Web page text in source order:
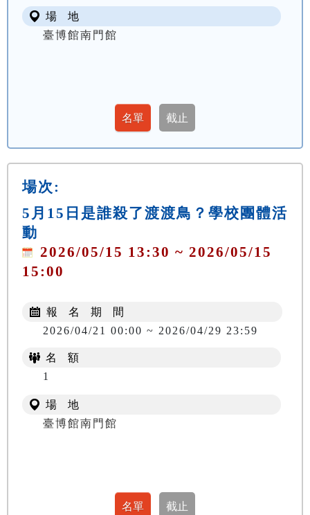
場 地
臺博館南門館
場次:
5月15日是誰殺了渡渡鳥？學校團體活
動
2026/05/15 13:30 ~ 2026/05/15
15:00
報 名 期 間
2026/04/21 00:00 ~ 2026/04/29 23:59
名 額
1
場 地
臺博館南門館